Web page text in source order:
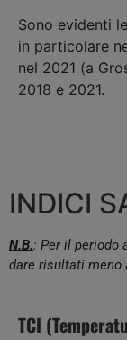
Sono evidenti
in particolare
nel 2021 (a
2018 e 2021.
INDICI
N.B.: Per il periodo
dare risultati meno
TCI